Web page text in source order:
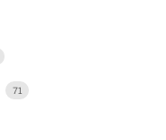
71